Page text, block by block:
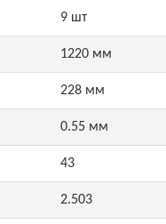
9 шт
1220 мм
228 мм
0.55 мм
43
2.503